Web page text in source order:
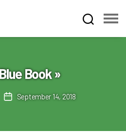
Book »
PostSeptember 14, 2018